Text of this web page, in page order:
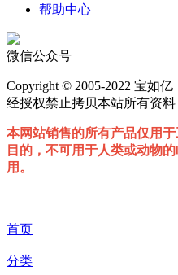
帮助中心
微信公众号
Copyright © 2005-2022 宝如
经授权禁止拷贝本站所有资
本网站销售的所有产品仅用
目的，不可用于人类或动物
用。
首页
分类